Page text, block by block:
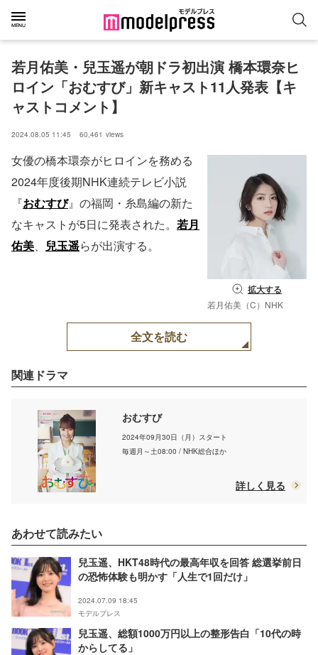
若月佑美・兒玉遥が朝ドラ初出演 橋本環奈ヒ
ロイン「おむすび」新キャスト11人発表【キ
ャストコメント】
2024.08.05 11:45 60,461 views
拡大する
若月佑美（C）NHK
女優の橋本環奈がヒロインを務める
2024年度後期NHK連続テレビ小説
『おむすび』の福岡・糸島編の新た
なキャストが5日に発表された。 若月
佑美、 兒玉遥らが出演する。
全文を読む
関連ドラマ
おむすび
2024年09月30日（月）スタート
毎週月～土08:00 / NHK総合ほか
詳しく見る
あわせて読みたい
兒玉遥、HKT48時代の最高年収を回答 総選挙前日
の恐怖体験も明かす「人生で1回だけ」
2024.07.09 18:45
モデルプレス
兒玉遥、総額1000万円以上の整形告白「10代の時
からしてる」